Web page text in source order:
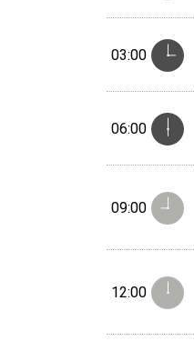
03:00
06:00
09:00
12:00